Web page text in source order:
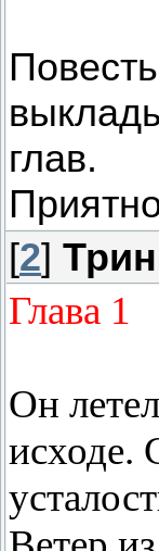
глав.
[2]
Глава 1
Он
исходе.